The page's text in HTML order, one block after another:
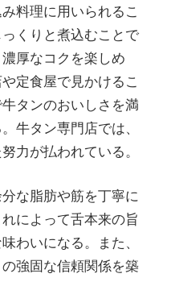
料理に用いられるこ
くりと煮込むことで
厚なコクを楽しめ
定食屋で見かけるこ
タンのおいしさを満
牛タン専門店では、
力が払われている。
な脂肪や筋を丁寧に
によって舌本来の旨
わいになる。また、
強固な信頼関係を築